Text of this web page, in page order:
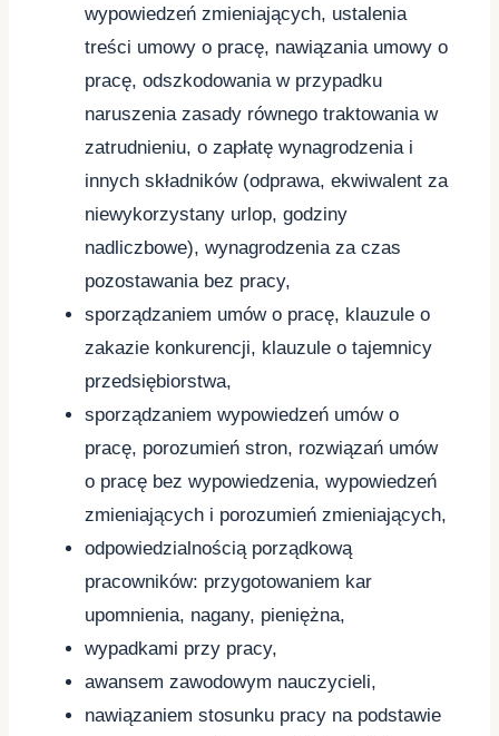
wypowiedzeń zmieniających, ustalenia
treści umowy o pracę, nawiązania umowy o
pracę, odszkodowania w przypadku
naruszenia zasady równego traktowania w
zatrudnieniu, o zapłatę wynagrodzenia i
innych składników (odprawa, ekwiwalent za
niewykorzystany urlop, godziny
nadliczbowe), wynagrodzenia za czas
pozostawania bez pracy,
sporządzaniem umów o pracę, klauzule o
zakazie konkurencji, klauzule o tajemnicy
przedsiębiorstwa,
sporządzaniem wypowiedzeń umów o
pracę, porozumień stron, rozwiązań umów
o pracę bez wypowiedzenia, wypowiedzeń
zmieniających i porozumień zmieniających,
odpowiedzialnością porządkową
pracowników: przygotowaniem kar
upomnienia, nagany, pieniężna,
wypadkami przy pracy,
awansem zawodowym nauczycieli,
nawiązaniem stosunku pracy na podstawie